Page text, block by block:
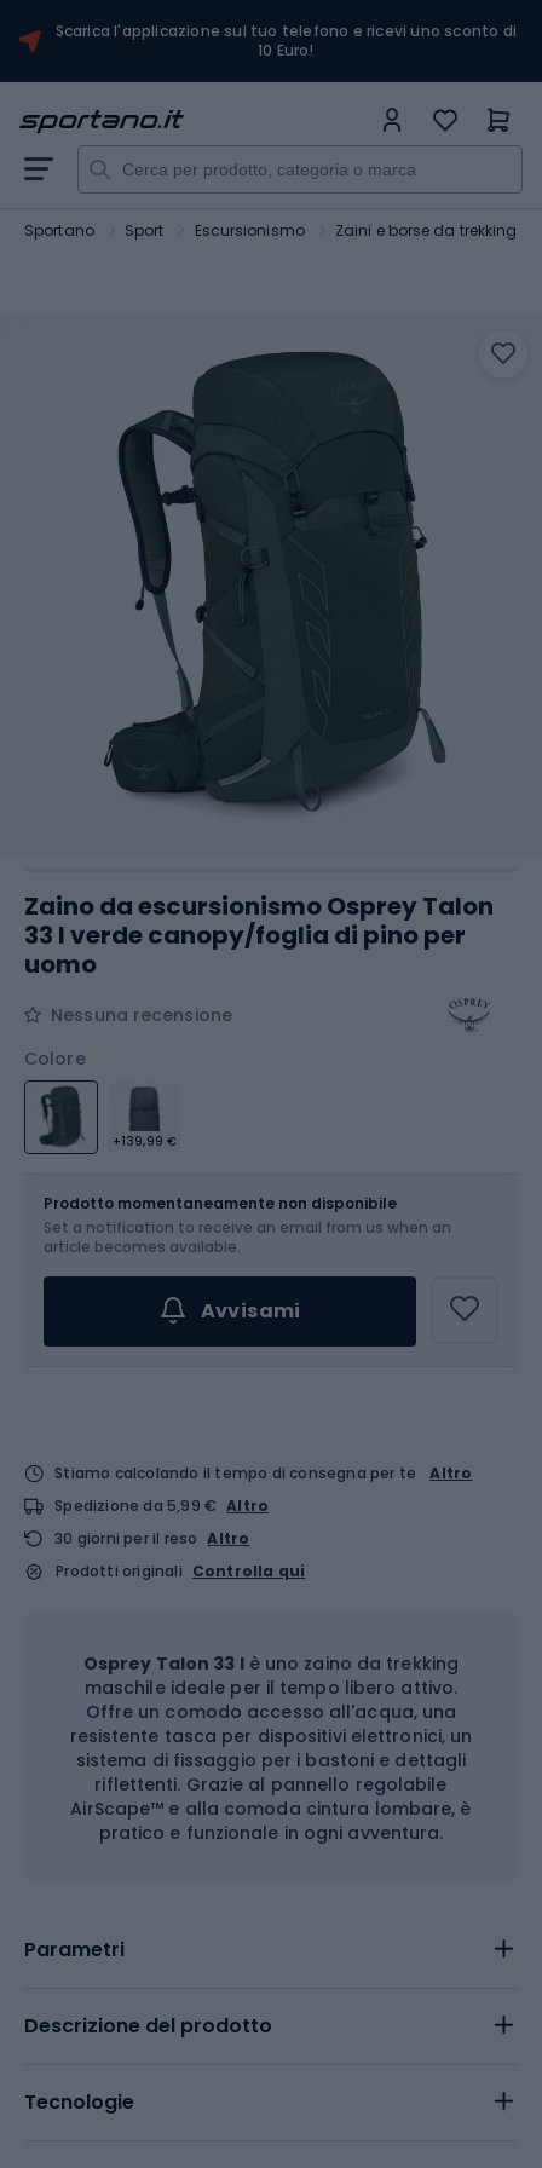
Scarica l'applicazione sul tuo telefono e ricevi uno sconto di
10 Euro!
Sportano Sport Escursionismo Zaini e borse da trekking
Zaino da escursionismo Osprey Talon
33 l verde canopy/foglia di pino per
uomo
Nessuna recensione
Colore
+139,99 €
Prodotto momentaneamente non disponibile
Set a notification to receive an email from us when an
article becomes available.
Avvisami
Stiamo calcolando il tempo di consegna per te
Altro
Spedizione da 5,99 € Altro
30 giorni per il reso Altro
Prodotti originali Controlla qui
Osprey Talon 33 lè uno zaino da trekking
maschile ideale per il tempo libero attivo.
Offre un comodo accesso all'acqua, una
resistente tasca per dispositivi elettronici, un
sistema di fissaggio per i bastoni e dettagli
riflettenti. Grazie al pannello regolabile
AirScape™ e alla comoda cintura lombare, è
pratico e funzionale in ogni avventura.
Parametri
Descrizione del prodotto
Tecnologie